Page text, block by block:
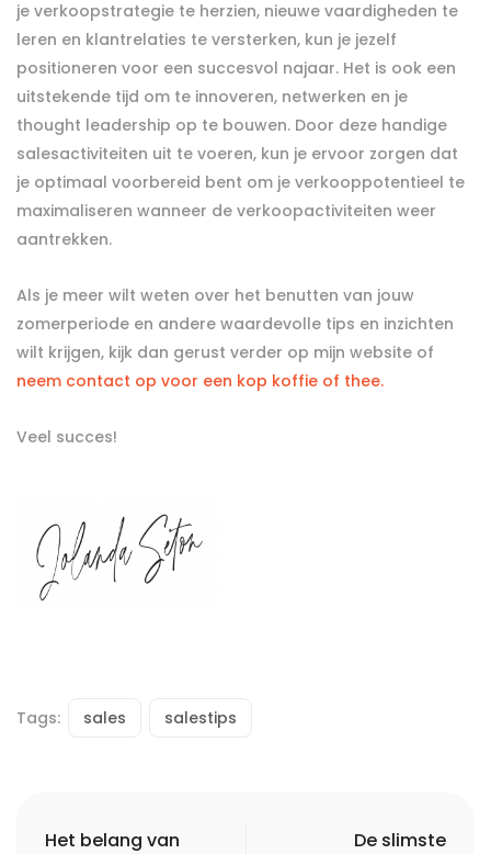
je verkoopstrategie te herzien, nieuwe vaardigheden te
leren en klantrelaties te versterken, kun je jezelf
positioneren voor een succesvol najaar. Het is ook een
uitstekende tijd om te innoveren, netwerken en je
thought leadership op te bouwen. Door deze handige
salesactiviteiten uit te voeren, kun je ervoor zorgen dat
je optimaal voorbereid bent om je verkooppotentieel te
maximaliseren wanneer de verkoopactiviteiten weer
aantrekken.
Als je meer wilt weten over het benutten van jouw
zomerperiode en andere waardevolle tips en inzichten
wilt krijgen, kijk dan gerust verder op mijn website of
neem contact op voor een kop koffie of thee.
Veel succes!
Tags: sales salestips
Het belang van
De slimste